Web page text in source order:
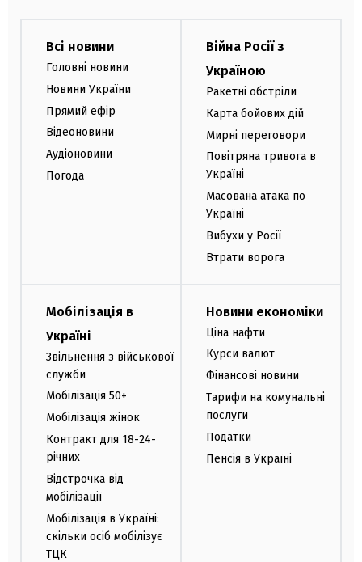
Всі новини
Головні новини
Новини України
Прямий ефір
Відеоновини
Аудіоновини
Погода
Війна Росії з
Україною
Ракетні обстріли
Карта бойових дій
Мирні переговори
Повітряна тривога в
Україні
Масована атака по
Україні
Вибухи у Росії
Втрати ворога
Мобілізація в
Україні
Звільнення з військової
служби
Мобілізація 50+
Мобілізація жінок
Контракт для 18-24-
річних
Відстрочка від
мобілізації
Мобілізація в Україні:
скільки осіб мобілізує
ТЦК
Новини економіки
Ціна нафти
Курси валют
Фінансові новини
Тарифи на комунальні
послуги
Податки
Пенсія в Україні